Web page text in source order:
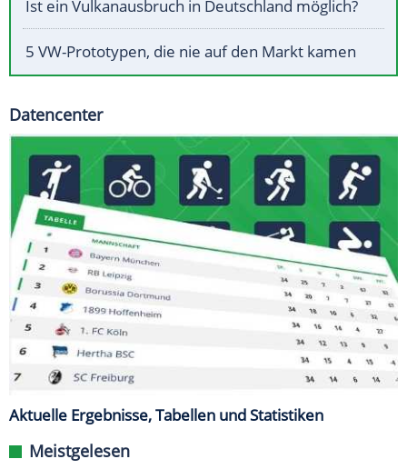
Ist ein Vulkanausbruch in Deutschland möglich?
5 VW-Prototypen, die nie auf den Markt kamen
Datencenter
Aktuelle Ergebnisse, Tabellen und Statistiken
Meistgelesen